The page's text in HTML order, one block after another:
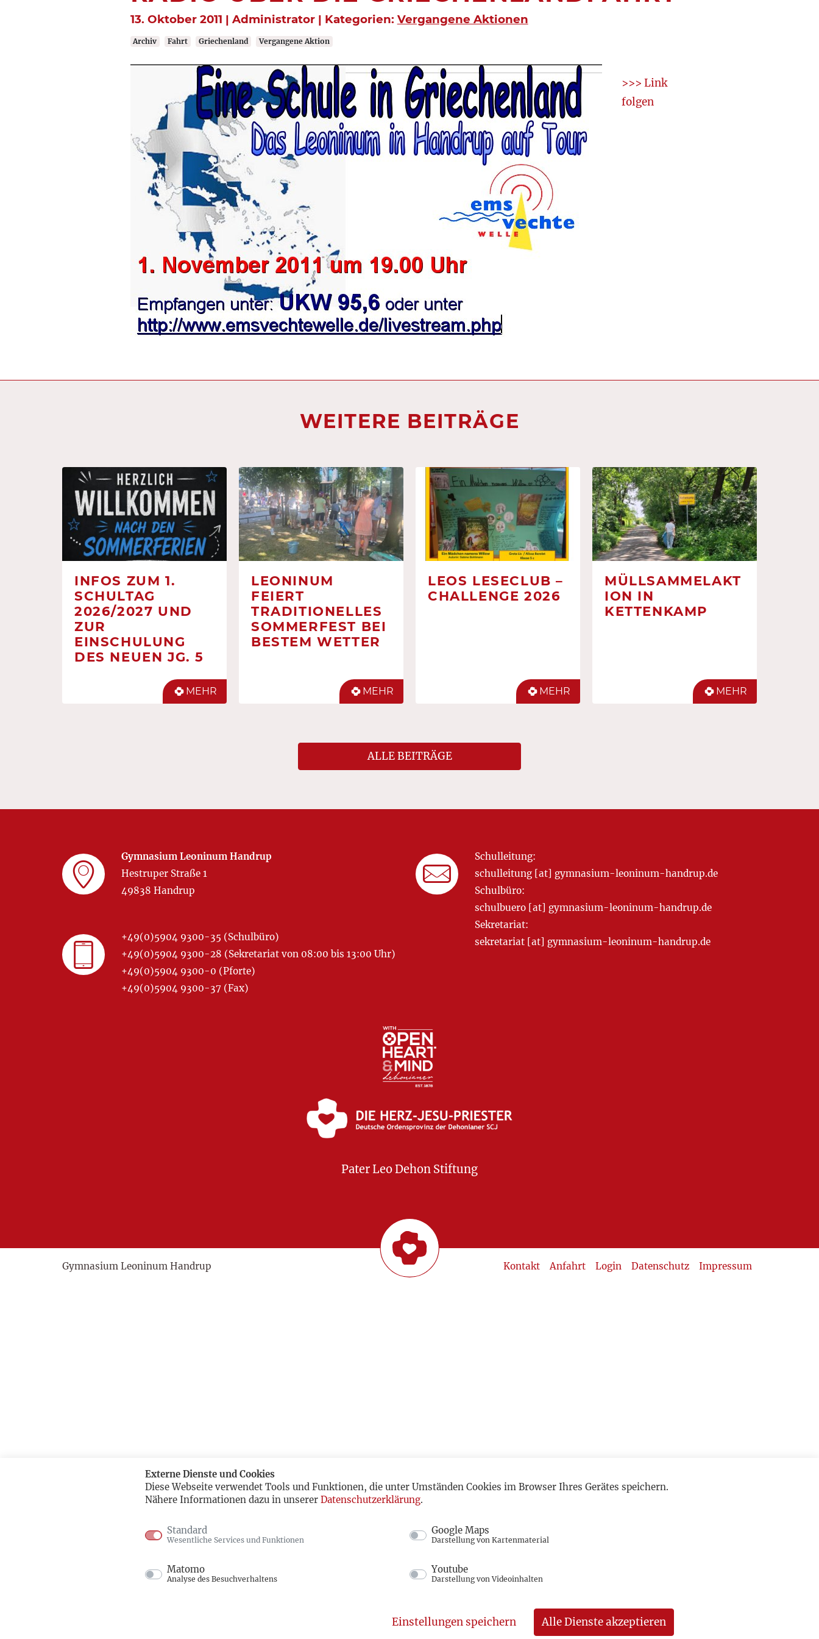
13. Oktober 2011 | Administrator | Kategorien: Vergangene Aktionen
Archiv Fahrt Griechenland Vergangene Aktion
>>> Link
folgen
WEITERE BEITRÄGE
INFOS ZUM 1.
SCHULTAG
2026/2027 UND
ZUR
EINSCHULUNG
DES NEUEN JG. 5
MEHR
LEONINUM
FEIERT
TRADITIONELLES
SOMMERFEST BEI
BESTEM WETTER
MEHR
LEOS LESECLUB –
CHALLENGE 2026
MEHR
MÜLLSAMMELAKT
ION IN
KETTENKAMP
MEHR
ALLE BEITRÄGE
Gymnasium Leoninum Handrup
Hestruper Straße 1
49838 Handrup
+49(0)5904 9300-35 (Schulbüro)
+49(0)5904 9300-28 (Sekretariat von 08:00 bis 13:00 Uhr)
+49(0)5904 9300-0 (Pforte)
+49(0)5904 9300-37 (Fax)
Schulleitung:
schulleitung [at] gymnasium-leoninum-handrup.de
Schulbüro:
schulbuero [at] gymnasium-leoninum-handrup.de
Sekretariat:
sekretariat [at] gymnasium-leoninum-handrup.de
Pater Leo Dehon Stiftung
Kontakt Anfahrt Login Datenschutz Impressum
Gymnasium Leoninum Handrup
Externe Dienste und Cookies
Diese Webseite verwendet Tools und Funktionen, die unter Umständen Cookies im Browser Ihres Gerätes speichern.
Nähere Informationen dazu in unserer Datenschutzerklärung.
Standard
Wesentliche Services und Funktionen
Google Maps
Darstellung von Kartenmaterial
Matomo
Analyse des Besuchverhaltens
Youtube
Darstellung von Videoinhalten
Alle Dienste akzeptieren
Einstellungen speichern